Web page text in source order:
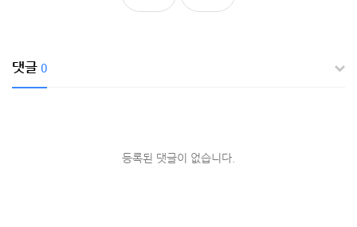
댓글 0
등록된 댓글이 없습니다.